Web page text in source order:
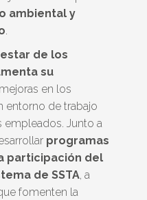
ambiental y
.
de los
su
en los
entorno de trabajo
empleados. Junto a
programas
participación del
de SSTA, a
fomenten la